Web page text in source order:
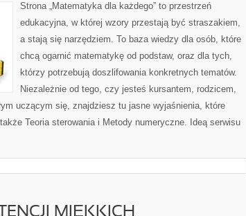
Strona „Matematyka dla każdego” to przestrzeń
edukacyjna, w której wzory przestają być straszakiem,
a stają się narzędziem. To baza wiedzy dla osób, które
chcą ogarnić matematykę od podstaw, oraz dla tych,
którzy potrzebują doszlifowania konkretnych tematów.
Niezależnie od tego, czy jesteś kursantem, rodzicem,
uczącym się, znajdziesz tu jasne wyjaśnienia, które
Teoria sterowania i Metody numeryczne. Ideą serwisu
MIĘKKICH